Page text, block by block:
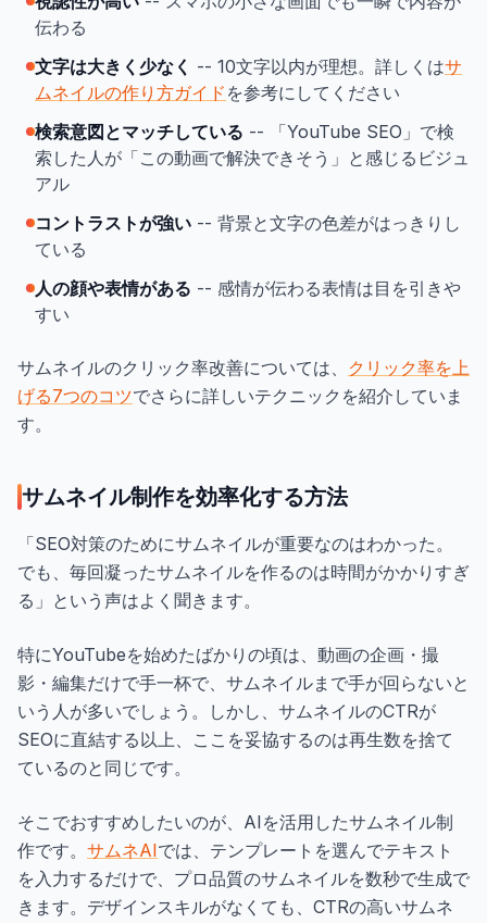
伝わる
文字は大きく少なく -- 10文字以内が理想。詳しくはサ
ムネイルの作り方ガイド を参考にしてください
検索意図とマッチしている -- 「YouTube SEO」で検
索した人が「この動画で解決できそう」と感じるビジュ
アル
コントラストが強い -- 背景と文字の色差がはっきりし
ている
人の顔や表情がある -- 感情が伝わる表情は目を引きや
すい
サムネイルのクリック率改善については、 クリック率を上
げる7つのコツでさらに詳しいテクニックを紹介していま
す。
サムネイル制作を効率化する方法
「SEO対策のためにサムネイルが重要なのはわかった。
でも、毎回凝ったサムネイルを作るのは時間がかかりすぎ
る」という声はよく聞きます。
特にYouTubeを始めたばかりの頃は、動画の企画・撮
影・編集だけで手一杯で、サムネイルまで手が回らないと
いう人が多いでしょう。しかし、サムネイルのCTRが
SEOに直結する以上、ここを妥協するのは再生数を捨て
ているのと同じです。
そこでおすすめしたいのが、AIを活用したサムネイル制
作です。 サムネAIでは、テンプレートを選んでテキスト
を入力するだけで、プロ品質のサムネイルを数秒で生成で
きます。デザインスキルがなくても、CTRの高いサムネ